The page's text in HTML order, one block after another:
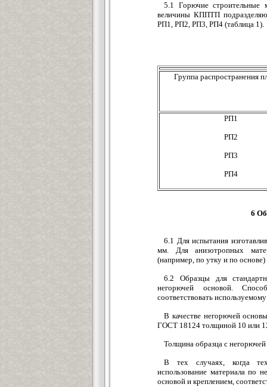
5.1 Горючие
величины КППТП
РП1, РП2, РП3, РП4 (таблица 1).
Группа распространения
РП1
РП2
РП3
РП4
6
6.1 Для испытания
мм. Для анизотропных
(например, по утку и по основе)
6.2 Образцы для
негорючей основой.
соответствовать
В качестве негорючей
ГОСТ 18124 толщиной 10 или
Толщина образца с
В тех случаях, когда
использование материала по
основой и креплением,